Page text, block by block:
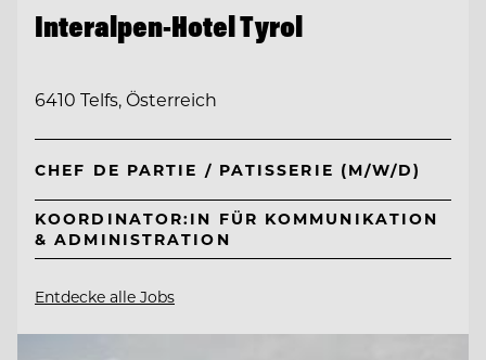
Interalpen-Hotel Tyrol
6410 Telfs, Österreich
CHEF DE PARTIE / PATISSERIE (M/W/D)
KOORDINATOR:IN FÜR KOMMUNIKATION
& ADMINISTRATION
Entdecke alle Jobs